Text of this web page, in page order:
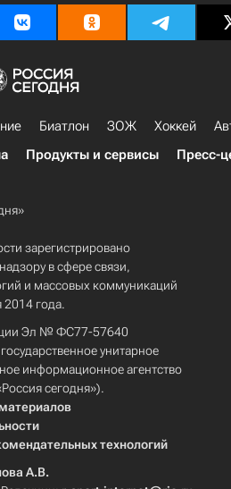
Биатлон ЗОЖ Хоккей
Продукты и сервисы Пресс-
зарегистрировано
в сфере связи,
и массовых коммуникаций
года.
Эл № ФС77-57640
унитарное
информационное агентство
сегодня»).
технологий
А.В.